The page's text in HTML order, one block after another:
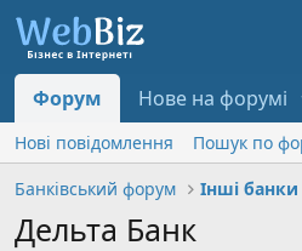
Форум Нове на форумі
Нові повідомлення
Пошук по
Банківський форум
Інші банки
Дельта Банк